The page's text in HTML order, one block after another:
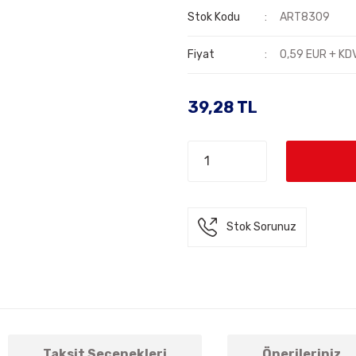
Stok Kodu ART8309
Fiyat 0,59 EUR +
39,28 TL
Stok Sorunuz